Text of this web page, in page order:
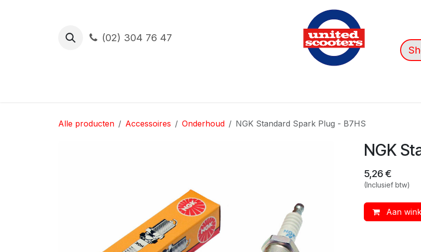
(02) 304 76 47
Alle producten Accessoires Onderhoud NGK Standard Spark Plug - B7HS
NGK
5,26 €
(Inclusief btw)
Aan